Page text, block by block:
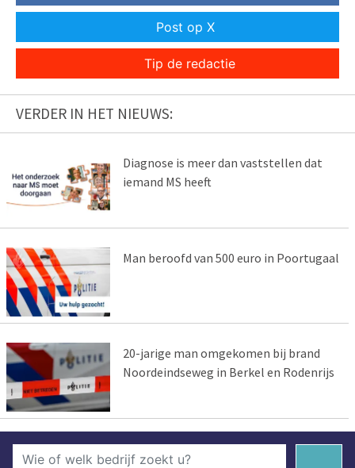
Post op X
Tip de redactie
VERDER IN HET NIEUWS:
Diagnose is meer dan vaststellen dat
iemand MS heeft
Man beroofd van 500 euro in Poortugaal
20-jarige man omgekomen bij brand
Noordeindseweg in Berkel en Rodenrijs